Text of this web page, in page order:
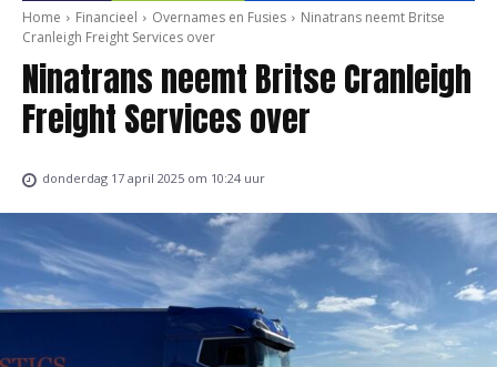
Home Financieel Overnames en Fusies
Ninatrans neemt Britse
Cranleigh Freight Services over
Ninatrans neemt Britse Cranleigh
Freight Services over
donderdag 17 april 2025 om 10:24 uur